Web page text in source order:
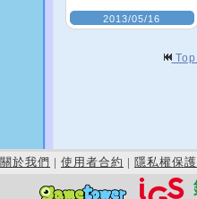
2013/05/16
關於我們 | 使用者合約 | 隱私權保護